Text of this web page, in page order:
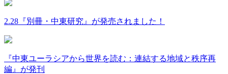
2.28『別冊・中東研究』が発売されました！
『中東ユーラシアから世界を読む：連結する地域と秩序再
編』が発刊